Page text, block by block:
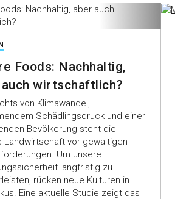
Foods: Nachhaltig,
auch wirtschaftlich?
von Klimawandel,
Schädlingsdruck und einer
Bevölkerung steht die
Landwirtschaft vor gewaltigen
Um unsere
langfristig zu
rücken neue Kulturen in
Eine aktuelle Studie zeigt das